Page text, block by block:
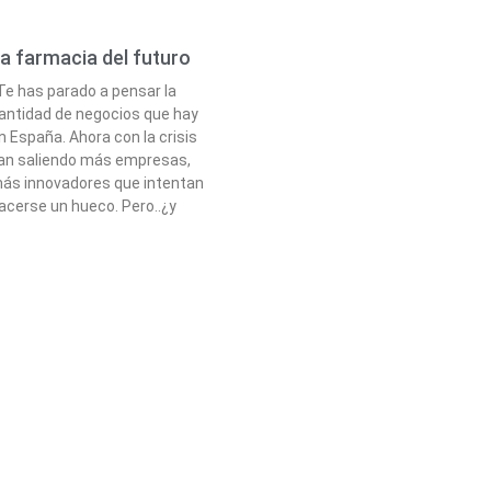
farmacia del futuro
has parado a pensar la
de negocios que hay
España. Ahora con la crisis
saliendo más empresas,
innovadores que intentan
un hueco. Pero..¿y